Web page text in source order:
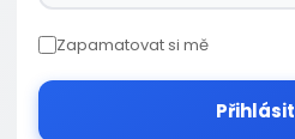
Zapamatovat si mě